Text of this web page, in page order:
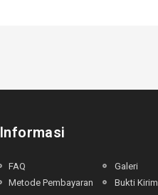
Informasi
FAQ
Metode Pembayaran
Galeri
Bukti Kirim